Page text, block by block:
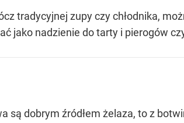
tradycyjnej zupy czy chłodnika,
jako nadzienie do tarty i pierogów
są dobrym źródłem żelaza, to z